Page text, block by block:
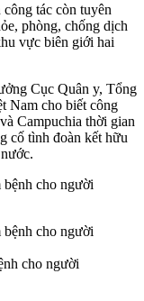
tác còn tuyên
phòng, chống dịch
vực biên giới hai
Cục Quân y, Tổng
Nam cho biết công
Campuchia thời gian
cố tình đoàn kết hữu
cho người